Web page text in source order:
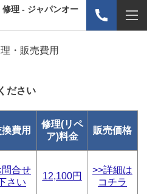
理 - ジャパンオー
・販売費用
ださい
費用
修理(リペ
ア)料金
販売価格
問合せ
さい
12,100円
>>詳細は
コチラ